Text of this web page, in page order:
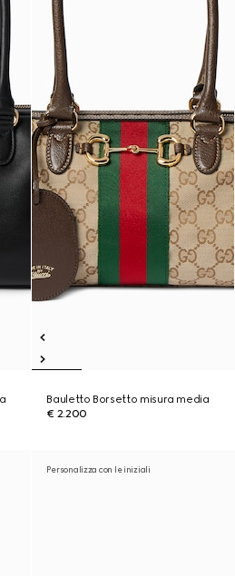
Bauletto Borsetto misura media
€ 2.200
Personalizza con le iniziali